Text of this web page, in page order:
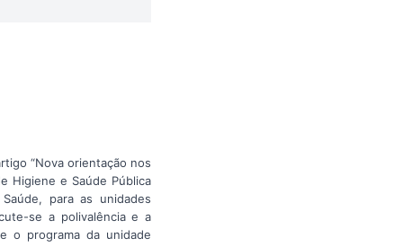
“Nova orientação nos
Higiene e Saúde Pública
para as unidades
se a polivalência e a
o programa da unidade